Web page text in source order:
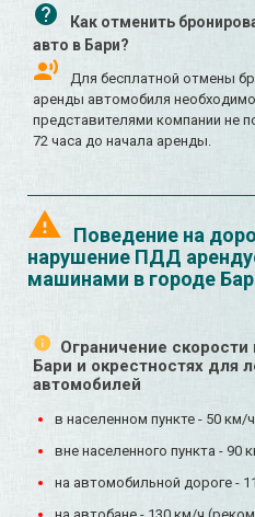
Как отменить
авто в Бари?
Для бесплатной отмены
аренды автомобиля
представителями компании не
72 часа до начала аренды.
Поведение на
нарушение ПДД
машинами в городе
Ограничение скорости
Бари и окрестностях для
автомобилей
в населенном пункте - 50 км/
вне населенного пункта - 90
на автомобильной дороге -